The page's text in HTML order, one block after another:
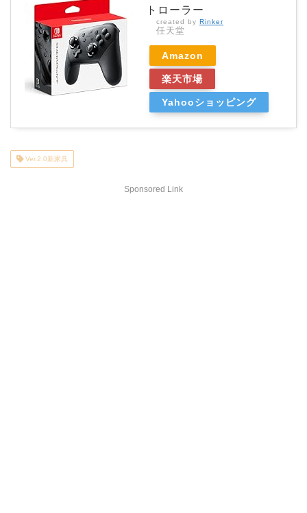
トローラー
created by Rinker
任天堂
Amazon
楽天市場
Yahooショッピング
Ver.2.0新家具
Sponsored Link